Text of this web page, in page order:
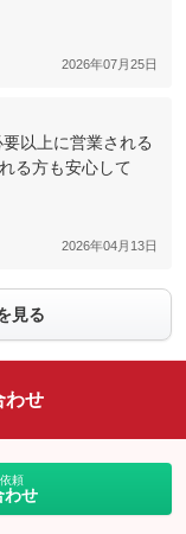
2026年07月25日
以上に営業される
る方も安心して
2026年04月13日
見る
わせ
頼
わせ